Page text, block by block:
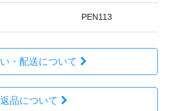
PEN113
・配送について
返品について